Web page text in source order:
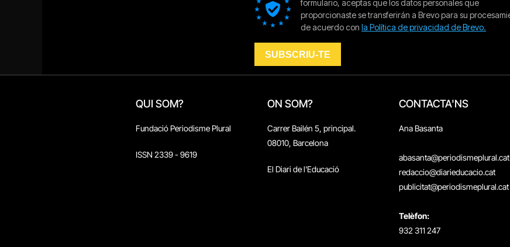
QUI SOM?
Fundació Periodisme Plural
ISSN 2339 - 9619
ON SOM?
Carrer Bailén 5, principal.
08010, Barcelona
El Diari de l'Educació
CONTACTA'NS
Ana Basanta
abasanta@periodismeplural.cat
redaccio@diarieducacio.cat
publicitat@periodismeplural.cat
Telèfon:
932 311 247